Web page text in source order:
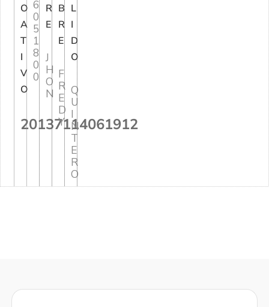
O
A
T
I
V
O
20137114061912
6
0
5
1
8
0
0
R
E
J
H
O
N
B
R
E
F
R
E
D
Y
L
I
D
O
Q
U
I
N
T
E
R
O